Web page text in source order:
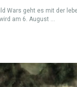
Wars geht es mit der
am 6. August ...